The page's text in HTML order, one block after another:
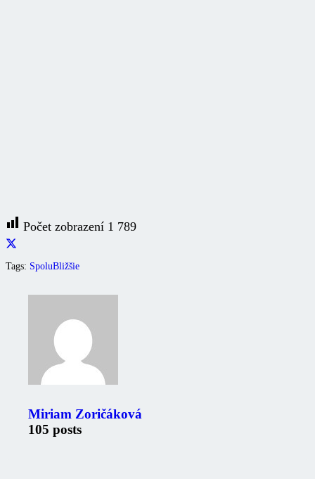
Počet zobrazení 1 789
Tags: SpoluBližšie
Miriam Zoričáková
105 posts